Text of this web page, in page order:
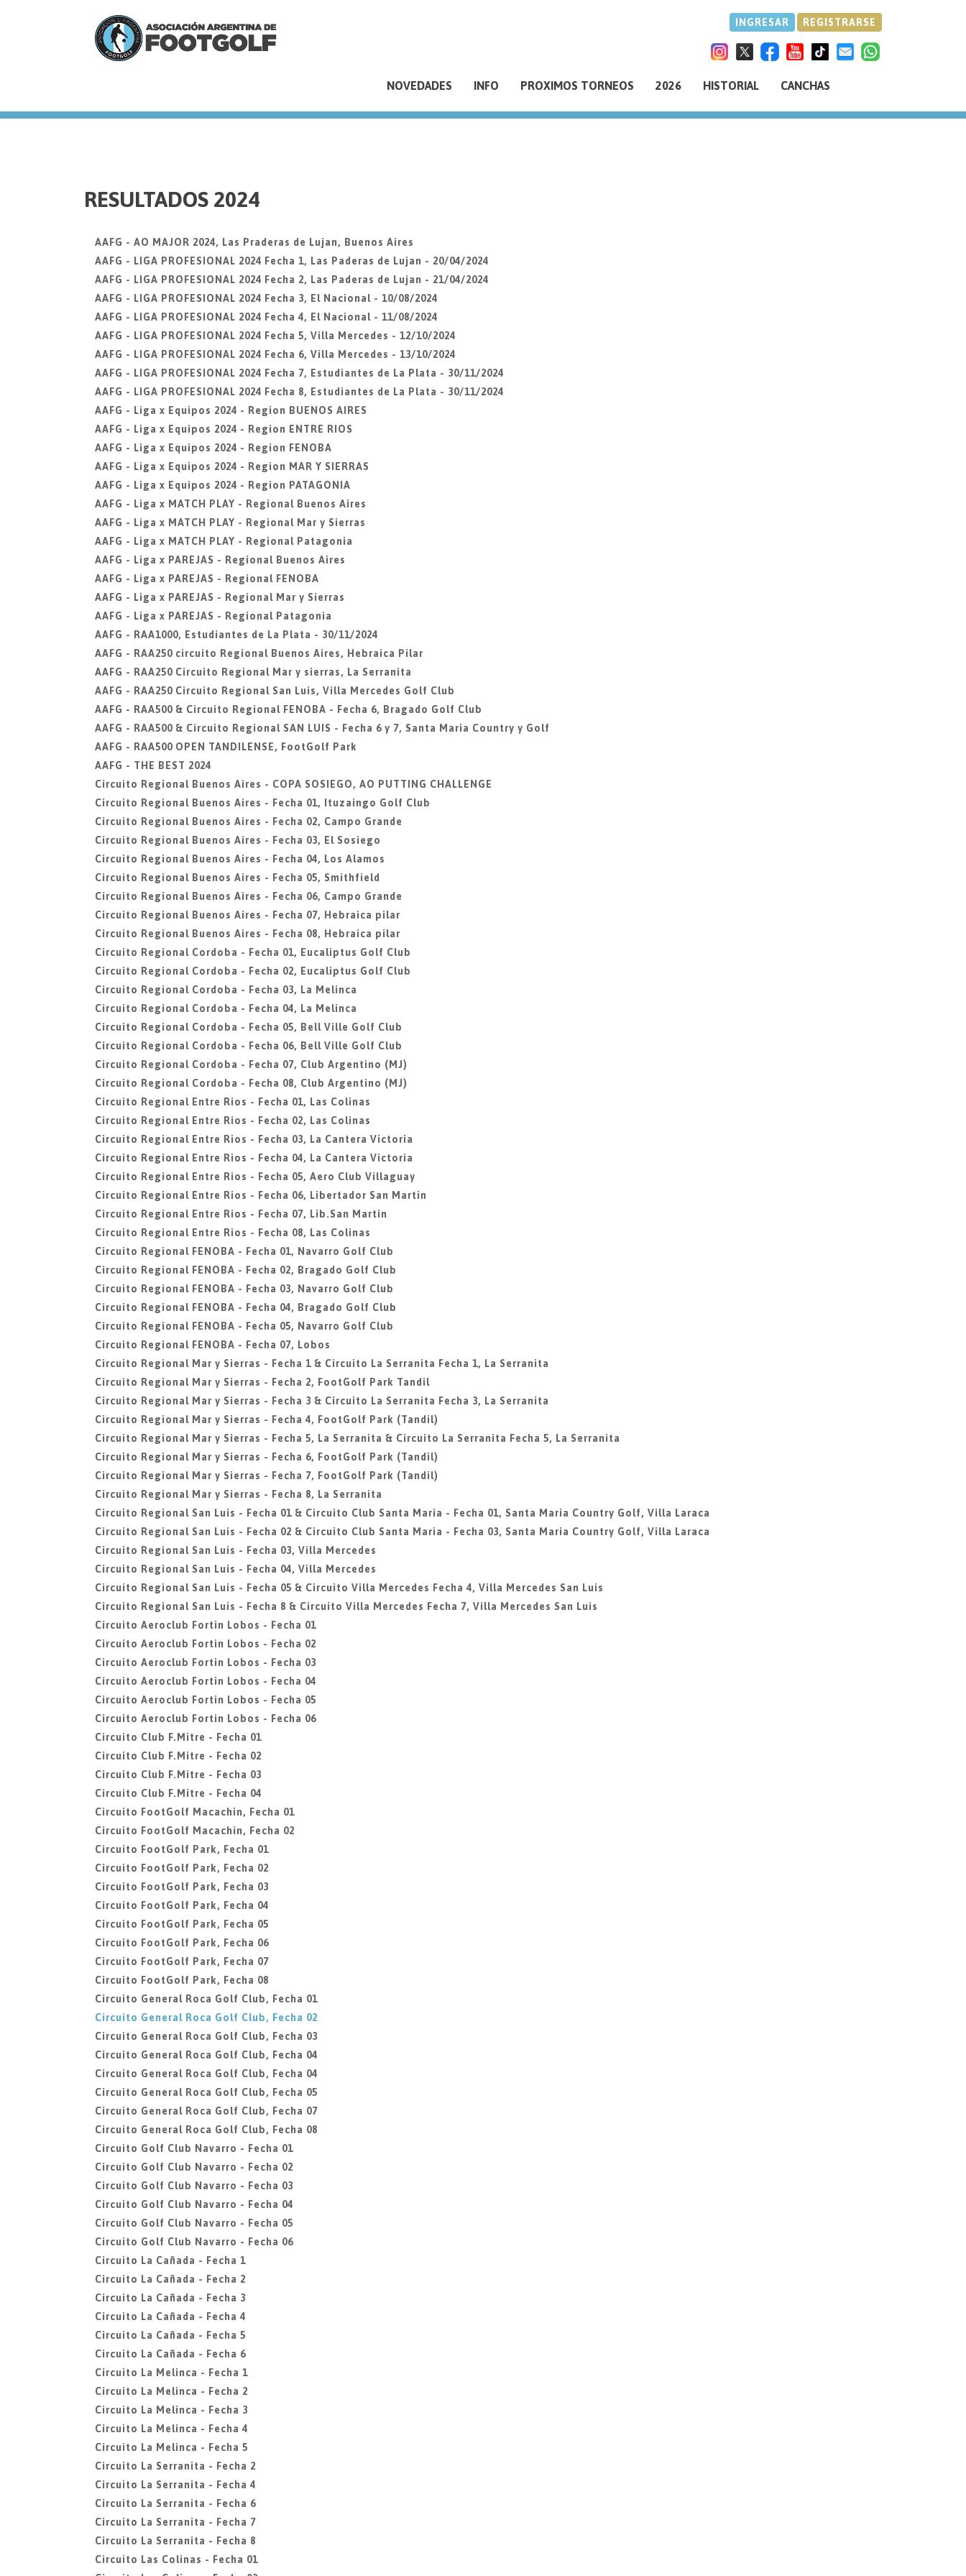
we
INGRESAR REGISTRARSE
NOVEDADES INFO PROXIMOS TORNEOS 2026 HISTORIAL CANCHAS
RESULTADOS 2024
AAFG - AO MAJOR 2024, Las Praderas de Lujan, Buenos Aires
AAFG - LIGA PROFESIONAL 2024 Fecha 1, Las Paderas de Lujan - 20/04/2024
AAFG - LIGA PROFESIONAL 2024 Fecha 2, Las Paderas de Lujan - 21/04/2024
AAFG - LIGA PROFESIONAL 2024 Fecha 3, El Nacional - 10/08/2024
AAFG - LIGA PROFESIONAL 2024 Fecha 4, El Nacional - 11/08/2024
AAFG - LIGA PROFESIONAL 2024 Fecha 5, Villa Mercedes - 12/10/2024
AAFG - LIGA PROFESIONAL 2024 Fecha 6, Villa Mercedes - 13/10/2024
AAFG - LIGA PROFESIONAL 2024 Fecha 7, Estudiantes de La Plata - 30/11/2024
AAFG - LIGA PROFESIONAL 2024 Fecha 8, Estudiantes de La Plata - 30/11/2024
AAFG - Liga x Equipos 2024 - Region BUENOS AIRES
AAFG - Liga x Equipos 2024 - Region ENTRE RIOS
AAFG - Liga x Equipos 2024 - Region FENOBA
AAFG - Liga x Equipos 2024 - Region MAR Y SIERRAS
AAFG - Liga x Equipos 2024 - Region PATAGONIA
AAFG - Liga x MATCH PLAY - Regional Buenos Aires
AAFG - Liga x MATCH PLAY - Regional Mar y Sierras
AAFG - Liga x MATCH PLAY - Regional Patagonia
AAFG - Liga x PAREJAS - Regional Buenos Aires
AAFG - Liga x PAREJAS - Regional FENOBA
AAFG - Liga x PAREJAS - Regional Mar y Sierras
AAFG - Liga x PAREJAS - Regional Patagonia
AAFG - RAA1000, Estudiantes de La Plata - 30/11/2024
AAFG - RAA250 circuito Regional Buenos Aires, Hebraica Pilar
AAFG - RAA250 Circuito Regional Mar y sierras, La Serranita
AAFG - RAA250 Circuito Regional San Luis, Villa Mercedes Golf Club
AAFG - RAA500 & Circuito Regional FENOBA - Fecha 6, Bragado Golf Club
AAFG - RAA500 & Circuito Regional SAN LUIS - Fecha 6 y 7, Santa Maria Country y Golf
AAFG - RAA500 OPEN TANDILENSE, FootGolf Park
AAFG - THE BEST 2024
Circuito Regional Buenos Aires - COPA SOSIEGO, AO PUTTING CHALLENGE
Circuito Regional Buenos Aires - Fecha 01, Ituzaingo Golf Club
Circuito Regional Buenos Aires - Fecha 02, Campo Grande
Circuito Regional Buenos Aires - Fecha 03, El Sosiego
Circuito Regional Buenos Aires - Fecha 04, Los Alamos
Circuito Regional Buenos Aires - Fecha 05, Smithfield
Circuito Regional Buenos Aires - Fecha 06, Campo Grande
Circuito Regional Buenos Aires - Fecha 07, Hebraica pilar
Circuito Regional Buenos Aires - Fecha 08, Hebraica pilar
Circuito Regional Cordoba - Fecha 01, Eucaliptus Golf Club
Circuito Regional Cordoba - Fecha 02, Eucaliptus Golf Club
Circuito Regional Cordoba - Fecha 03, La Melinca
Circuito Regional Cordoba - Fecha 04, La Melinca
Circuito Regional Cordoba - Fecha 05, Bell Ville Golf Club
Circuito Regional Cordoba - Fecha 06, Bell Ville Golf Club
Circuito Regional Cordoba - Fecha 07, Club Argentino (MJ)
Circuito Regional Cordoba - Fecha 08, Club Argentino (MJ)
Circuito Regional Entre Rios - Fecha 01, Las Colinas
Circuito Regional Entre Rios - Fecha 02, Las Colinas
Circuito Regional Entre Rios - Fecha 03, La Cantera Victoria
Circuito Regional Entre Rios - Fecha 04, La Cantera Victoria
Circuito Regional Entre Rios - Fecha 05, Aero Club Villaguay
Circuito Regional Entre Rios - Fecha 06, Libertador San Martin
Circuito Regional Entre Rios - Fecha 07, Lib.San Martin
Circuito Regional Entre Rios - Fecha 08, Las Colinas
Circuito Regional FENOBA - Fecha 01, Navarro Golf Club
Circuito Regional FENOBA - Fecha 02, Bragado Golf Club
Circuito Regional FENOBA - Fecha 03, Navarro Golf Club
Circuito Regional FENOBA - Fecha 04, Bragado Golf Club
Circuito Regional FENOBA - Fecha 05, Navarro Golf Club
Circuito Regional FENOBA - Fecha 07, Lobos
Circuito Regional Mar y Sierras - Fecha 1 & Circuito La Serranita Fecha 1, La Serranita
Circuito Regional Mar y Sierras - Fecha 2, FootGolf Park Tandil
Circuito Regional Mar y Sierras - Fecha 3 & Circuito La Serranita Fecha 3, La Serranita
Circuito Regional Mar y Sierras - Fecha 4, FootGolf Park (Tandil)
Circuito Regional Mar y Sierras - Fecha 5, La Serranita & Circuito La Serranita Fecha 5, La Serranita
Circuito Regional Mar y Sierras - Fecha 6, FootGolf Park (Tandil)
Circuito Regional Mar y Sierras - Fecha 7, FootGolf Park (Tandil)
Circuito Regional Mar y Sierras - Fecha 8, La Serranita
Circuito Regional San Luis - Fecha 01 & Circuito Club Santa Maria - Fecha 01, Santa Maria Country Golf, Villa Laraca
Circuito Regional San Luis - Fecha 02 & Circuito Club Santa Maria - Fecha 03, Santa Maria Country Golf, Villa Laraca
Circuito Regional San Luis - Fecha 03, Villa Mercedes
Circuito Regional San Luis - Fecha 04, Villa Mercedes
Circuito Regional San Luis - Fecha 05 & Circuito Villa Mercedes Fecha 4, Villa Mercedes San Luis
Circuito Regional San Luis - Fecha 8 & Circuito Villa Mercedes Fecha 7, Villa Mercedes San Luis
Circuito Aeroclub Fortin Lobos - Fecha 01
Circuito Aeroclub Fortin Lobos - Fecha 02
Circuito Aeroclub Fortin Lobos - Fecha 03
Circuito Aeroclub Fortin Lobos - Fecha 04
Circuito Aeroclub Fortin Lobos - Fecha 05
Circuito Aeroclub Fortin Lobos - Fecha 06
Circuito Club F.Mitre - Fecha 01
Circuito Club F.Mitre - Fecha 02
Circuito Club F.Mitre - Fecha 03
Circuito Club F.Mitre - Fecha 04
Circuito FootGolf Macachin, Fecha 01
Circuito FootGolf Macachin, Fecha 02
Circuito FootGolf Park, Fecha 01
Circuito FootGolf Park, Fecha 02
Circuito FootGolf Park, Fecha 03
Circuito FootGolf Park, Fecha 04
Circuito FootGolf Park, Fecha 05
Circuito FootGolf Park, Fecha 06
Circuito FootGolf Park, Fecha 07
Circuito FootGolf Park, Fecha 08
Circuito General Roca Golf Club, Fecha 01
Circuito General Roca Golf Club, Fecha 02
Circuito General Roca Golf Club, Fecha 03
Circuito General Roca Golf Club, Fecha 04
Circuito General Roca Golf Club, Fecha 04
Circuito General Roca Golf Club, Fecha 05
Circuito General Roca Golf Club, Fecha 07
Circuito General Roca Golf Club, Fecha 08
Circuito Golf Club Navarro - Fecha 01
Circuito Golf Club Navarro - Fecha 02
Circuito Golf Club Navarro - Fecha 03
Circuito Golf Club Navarro - Fecha 04
Circuito Golf Club Navarro - Fecha 05
Circuito Golf Club Navarro - Fecha 06
Circuito La Cañada - Fecha 1
Circuito La Cañada - Fecha 2
Circuito La Cañada - Fecha 3
Circuito La Cañada - Fecha 4
Circuito La Cañada - Fecha 5
Circuito La Cañada - Fecha 6
Circuito La Melinca - Fecha 1
Circuito La Melinca - Fecha 2
Circuito La Melinca - Fecha 3
Circuito La Melinca - Fecha 4
Circuito La Melinca - Fecha 5
Circuito La Serranita - Fecha 2
Circuito La Serranita - Fecha 4
Circuito La Serranita - Fecha 6
Circuito La Serranita - Fecha 7
Circuito La Serranita - Fecha 8
Circuito Las Colinas - Fecha 01